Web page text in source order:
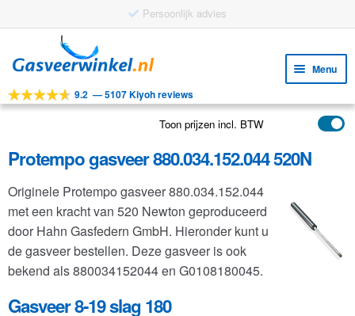
door
navigatie
naar
inhoud
Menu
Tools
Toepassingen
Klantenservice
FAQ
9.2 —5107 Kiyoh reviews
Toon prijzen incl. BTW
Protempo gasveer 880.034.152.044 520N
Originele Protempo gasveer 880.034.152.044
met een kracht van 520 Newton geproduceerd
door Hahn Gasfedern GmbH. Hieronder kunt u
de gasveer bestellen. Deze gasveer is ook
bekend als 880034152044 en G0108180045.
Gasveer 8-19 slag 180